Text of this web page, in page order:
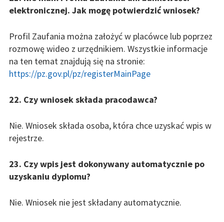
elektronicznej. Jak mogę potwierdzić wniosek?
Profil Zaufania można założyć w placówce lub poprzez
rozmowę wideo z urzędnikiem. Wszystkie informacje
na ten temat znajdują się na stronie:
https://pz.gov.pl/pz/registerMainPage
22. Czy wniosek składa pracodawca?
Nie. Wniosek składa osoba, która chce uzyskać wpis w
rejestrze.
23. Czy wpis jest dokonywany automatycznie po
uzyskaniu dyplomu?
Nie. Wniosek nie jest składany automatycznie.